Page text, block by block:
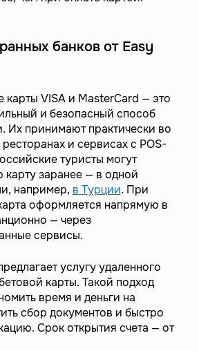
банков от Easy
VISA и MasterCard — это
и безопасный способ
Их принимают практически во
ресторанах и сервисах с POS-
туристы могут
заранее — в одной
например, в Турции. При
оформляется напрямую в
— через
сервисы.
услугу удаленного
карты. Такой подход
время и деньги на
сбор документов и быстро
Срок открытия счета — от